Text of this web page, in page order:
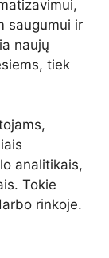
saugumui ir
naujų
tiek
analitikais,
Tokie
rinkoje.